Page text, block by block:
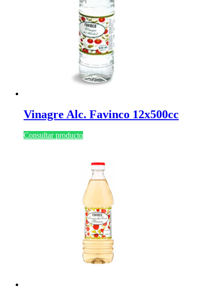
Vinagre Alc. Favinco 12x500cc
Consultar producto